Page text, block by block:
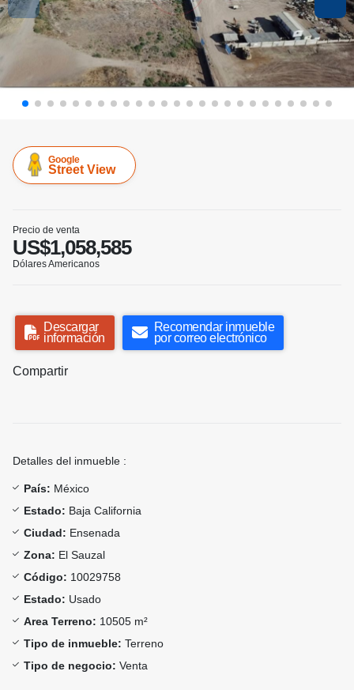
Google
Street View
Precio de venta
US$1,058,585
Dólares Americanos
Descargar
información
Recomendar inmueble
por correo electrónico
Compartir
Detalles del inmueble :
País: México
Estado: Baja California
Ciudad: Ensenada
Zona: El Sauzal
Código: 10029758
Estado: Usado
Area Terreno: 10505 m²
Tipo de inmueble: Terreno
Tipo de negocio: Venta